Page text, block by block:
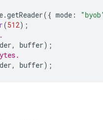
.getReader({ mode :
(512);
, buffer);
, buffer);